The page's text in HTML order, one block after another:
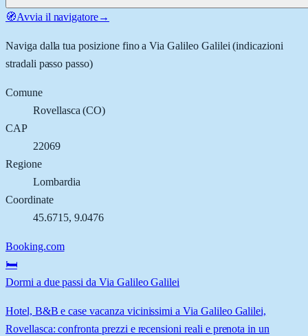
🧭Avvia il navigatore→
Naviga dalla tua posizione fino aVia Galileo Galilei (indicazioni
stradali passo passo)
Comune
Rovellasca (CO)
CAP
22069
Regione
Lombardia
Coordinate
45.6715, 9.0476
Booking.com
🛏️
Dormi a due passi da Via Galileo Galilei
Hotel, B&B e case vacanza vicinissimi a Via Galileo Galilei,
Rovellasca: confronta prezzi e recensioni reali e prenota in un